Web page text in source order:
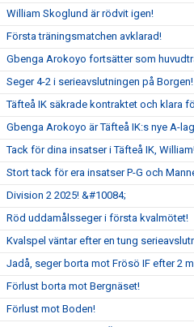
William Skoglund är rödvit igen!
Första träningsmatchen avklarad!
Gbenga Arokoyo fortsätter som
Seger 4-2 i serieavslutningen på Borgen!
Täfteå IK säkrade kontraktet och klara
Gbenga Arokoyo är Täfteå IK:s nye A-
Tack för dina insatser i Täfteå IK,
Stort tack för era insatser P-G och
Division 2 2025! &#10084;
Röd uddamålsseger i första kvalmötet!
Kvalspel väntar efter en tung
Jadå, seger borta mot Frösö IF efter 2
Förlust borta mot Bergnäset!
Förlust mot Boden!